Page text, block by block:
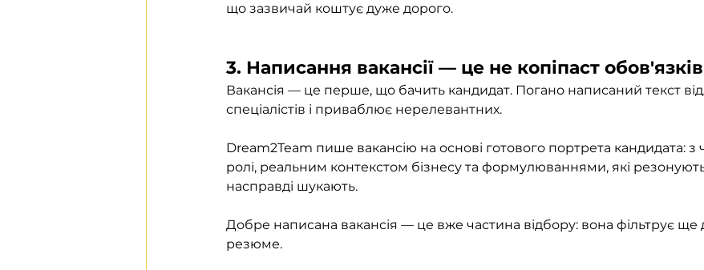
що зазвичай коштує дуже дорого.
3. Написання вакансії — це не копіпаст обов'язків
Вакансія — це перше, що бачить кандидат. Погано написаний текст
спеціалістів і приваблює нерелевантних.
Dream2Team пише вакансію на основі готового портрета кандидата: з
ролі, реальним контекстом бізнесу та формулюваннями, які
насправді шукають.
Добре написана вакансія — це вже частина відбору: вона фільтрує
резюме.